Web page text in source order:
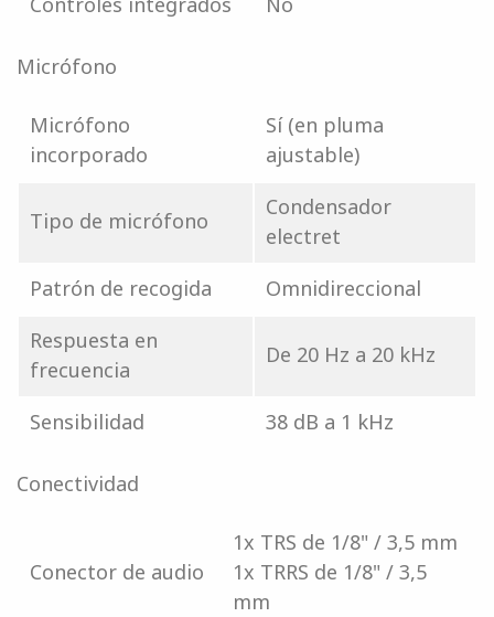
Micrófono
Micrófono
incorporado
Sí (en pluma
ajustable)
Tipo de micrófono
Condensador
electret
Patrón de recogida
Omnidireccional
Respuesta en
frecuencia
De 20 Hz a 20 kHz
Sensibilidad 38 dB a 1 kHz
Conectividad
Conector de audio
1x TRS de 1/8" / 3,5 mm
1x TRRS de 1/8" / 3,5
mm